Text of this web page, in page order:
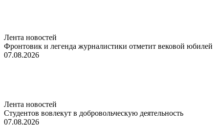
Лента новостей
Фронтовик и легенда журналистики отметит вековой юбилей
07.08.2026
Лента новостей
Студентов вовлекут в добровольческую деятельность
07.08.2026